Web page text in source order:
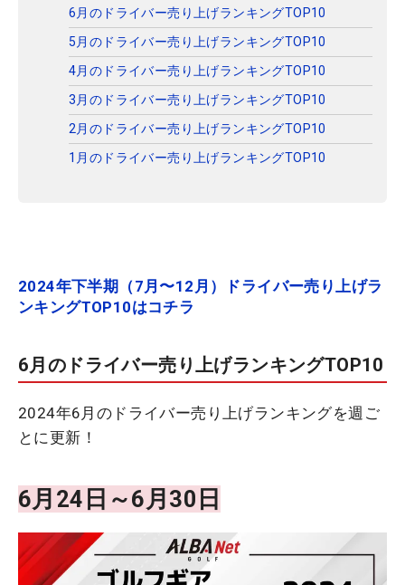
6月のドライバー売り上げランキングTOP10
5月のドライバー売り上げランキングTOP10
4月のドライバー売り上げランキングTOP10
3月のドライバー売り上げランキングTOP10
2月のドライバー売り上げランキングTOP10
1月のドライバー売り上げランキングTOP10
2024年下半期（7月〜12月）ドライバー売り上げラ
ンキングTOP10はコチラ
6月のドライバー売り上げランキングTOP10
2024年6月のドライバー売り上げランキングを週ご
とに更新！
6月24日～6月30日